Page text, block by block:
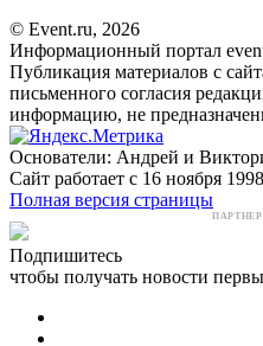
© Event.ru, 2026
Информационный портал
Публикация материалов с
письменного согласия
информацию, не
Основатели: Андрей и
Сайт работает с 16 ноября
Полная версия страницы
Подпишитесь
чтобы получать новости